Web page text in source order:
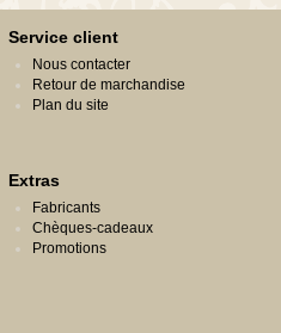
Service client
Nous contacter
Retour de marchandise
Plan du site
Extras
Fabricants
Chèques-cadeaux
Promotions